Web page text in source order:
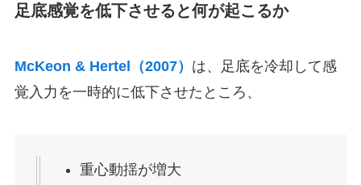
足底感覚を低下させると何が起こるか
McKeon & Hertel（2007） は、足底を冷却して感
覚入力を一時的に低下させたところ、
重心動揺が増大